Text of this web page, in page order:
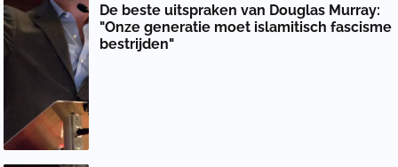
De beste uitspraken van Douglas Murray:
"Onze generatie moet islamitisch fascisme
bestrijden"